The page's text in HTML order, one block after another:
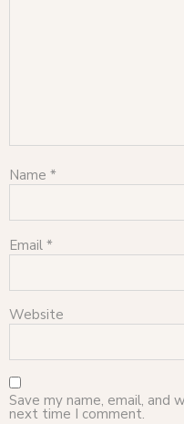
Name *
Email *
Website
Save my name, email, and
next time I comment.